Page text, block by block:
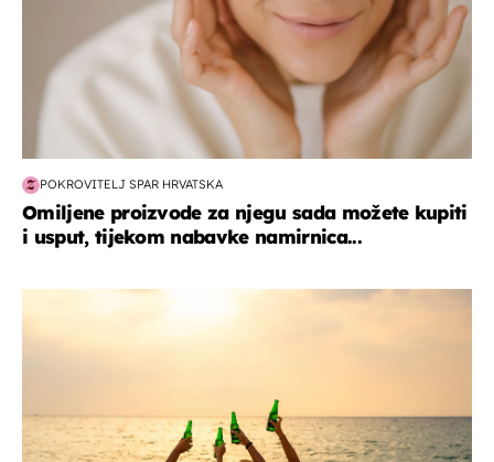
POKROVITELJ SPAR HRVATSKA
Omiljene proizvode za njegu sada možete kupiti
i usput, tijekom nabavke namirnica...